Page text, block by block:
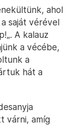
ahol
saját vérével
A kalauz
a vécébe,
a
hát a
várni, amíg